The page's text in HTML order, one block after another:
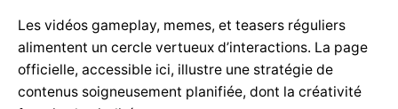
Les vidéos gameplay, memes, et teasers réguliers
alimentent un cercle vertueux d’interactions. La page
officielle, accessible ici, illustre une stratégie de
contenus soigneusement planifiée, dont la créativité